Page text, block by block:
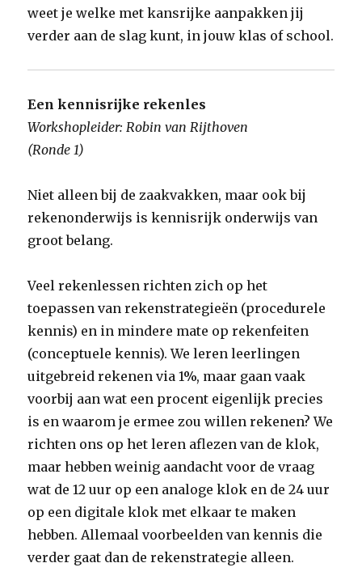
weet je welke met kansrijke aanpakken jij
verder aan de slag kunt, in jouw klas of school.
Een kennisrijke rekenles
Workshopleider: Robin van Rijthoven
(Ronde 1)
Niet alleen bij de zaakvakken, maar ook bij
rekenonderwijs is kennisrijk onderwijs van
groot belang.
Veel rekenlessen richten zich op het
toepassen van rekenstrategieën (procedurele
kennis) en in mindere mate op rekenfeiten
(conceptuele kennis). We leren leerlingen
uitgebreid rekenen via 1%, maar gaan vaak
voorbij aan wat een procent eigenlijk precies
is en waarom je ermee zou willen rekenen? We
richten ons op het leren aflezen van de klok,
maar hebben weinig aandacht voor de vraag
wat de 12 uur op een analoge klok en de 24 uur
op een digitale klok met elkaar te maken
hebben. Allemaal voorbeelden van kennis die
verder gaat dan de rekenstrategie alleen.